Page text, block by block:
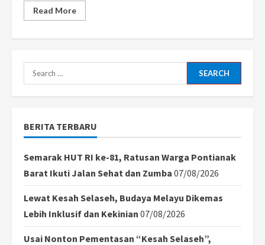
Read MoreRead
more
Raya
Search
for:
BERITA TERBARU
Semarak HUT RI ke-81, Ratusan Warga Pontianak
Barat Ikuti Jalan Sehat dan Zumba 07/08/2026
Lewat Kesah Selaseh, Budaya Melayu Dikemas
Lebih Inklusif dan Kekinian 07/08/2026
Usai Nonton Pementasan “Kesah Selaseh”,